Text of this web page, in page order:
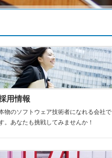
用情報
物のソフトウェア技術者になれる会社で
。あなたも挑戦してみませんか！